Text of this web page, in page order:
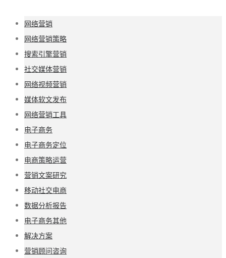
网络营销
网络营销策略
搜索引擎营销
社交媒体营销
网络视频营销
媒体软文发布
网络营销工具
电子商务
电子商务定位
电商策略运营
营销文案研究
移动社交电商
数据分析报告
电子商务其他
解决方案
营销顾问咨询